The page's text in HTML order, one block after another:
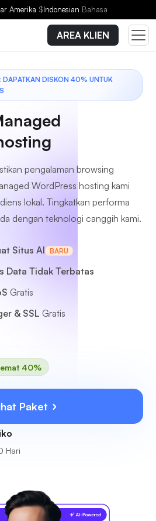
Amerika $Indonesian Bahasa
AREA KLIEN
DAPATKAN DISKON 40% UNTUK
pengalaman browsing
WordPress hosting kami
lokal. Tingkatkan performa
dengan teknologi canggih kami.
Situs AI BARU
Data Tidak Terbatas
Gratis
& SSL Gratis
40%
Paket
Hari